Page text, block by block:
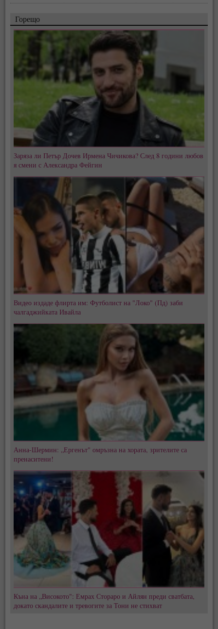
Горещо
Заряза ли Петър Дочев Ирмена Чичикова? След 8 години любов
я смени с Александра Фейгин
Видео издаде флирта им: Футболист на "Локо" (Пд) заби
чалгаджийката Ивайла
Анна-Шермин: „Ергенът" омръзна на хората, зрителите са
пренаситени!
Къна на „Високото": Емрах Стораро и Айлян преди сватбата,
докато скандалите и тревогите за Тони не стихват